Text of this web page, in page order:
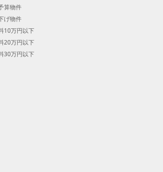
算物件
げ物件
10万円以下
20万円以下
30万円以下